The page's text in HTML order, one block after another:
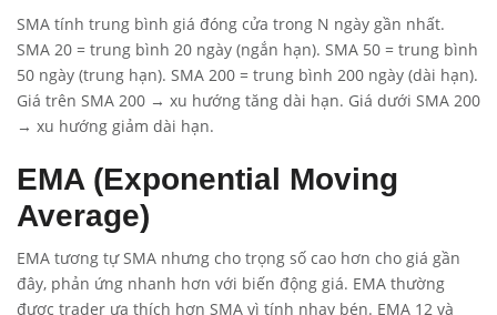
SMA tính trung bình giá đóng cửa trong N ngày gần nhất.
SMA 20 = trung bình 20 ngày (ngắn hạn). SMA 50 = trung bình
50 ngày (trung hạn). SMA 200 = trung bình 200 ngày (dài hạn).
Giá trên SMA 200 → xu hướng tăng dài hạn. Giá dưới SMA 200
→ xu hướng giảm dài hạn.
EMA (Exponential Moving
Average)
EMA tương tự SMA nhưng cho trọng số cao hơn cho giá gần
đây, phản ứng nhanh hơn với biến động giá. EMA thường
được trader ưa thích hơn SMA vì tính nhạy bén. EMA 12 và